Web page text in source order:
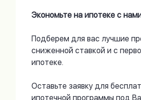
Экономьте на ипотеке с
Подберем для вас лучшие
сниженной ставкой и с
ипотеке.
Оставьте заявку для
ипотечной программы под